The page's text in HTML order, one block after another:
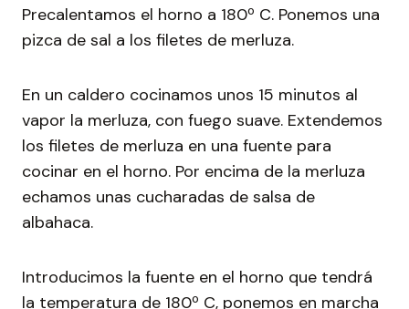
Precalentamos el horno a 180º C. Ponemos una
pizca de sal a los filetes de merluza.
En un caldero cocinamos unos 15 minutos al
vapor la merluza, con fuego suave. Extendemos
los filetes de merluza en una fuente para
cocinar en el horno. Por encima de la merluza
echamos unas cucharadas de salsa de
albahaca.
Introducimos la fuente en el horno que tendrá
la temperatura de 180º C, ponemos en marcha